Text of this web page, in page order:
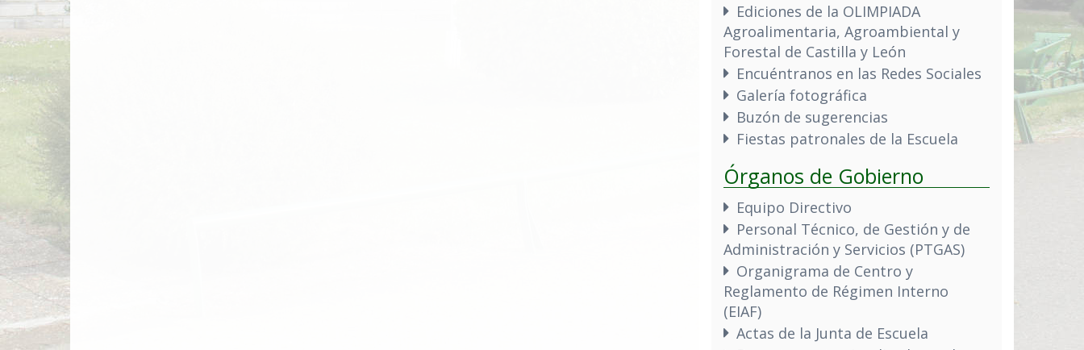
Ediciones de la OLIMPIADA
Agroalimentaria, Agroambiental y
Forestal de Castilla y León
Encuéntranos en las Redes Sociales
Galería fotográfica
Buzón de sugerencias
Fiestas patronales de la Escuela
Órganos de Gobierno
Equipo Directivo
Personal Técnico, de Gestión y de
Administración y Servicios (PTGAS)
Organigrama de Centro y
Reglamento de Régimen Interno
(EIAF)
Actas de la Junta de Escuela